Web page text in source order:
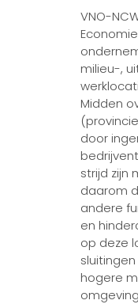
VNO-
milieu-,
Midden
door
strijd zijn
daarom
andere
en
op deze
hogere